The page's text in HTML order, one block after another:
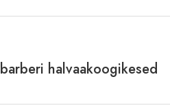
halvaakoogikesed